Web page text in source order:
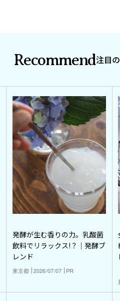
Recommend注目
発酵が生む香りの力。乳酸菌
飲料でリラックス!？｜発酵ブ
レンド
東京都 2026/07/07 PR